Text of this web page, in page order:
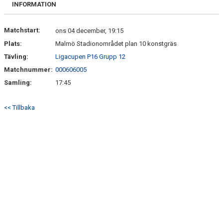
INFORMATION
Matchstart:
ons 04 december, 19:15
Plats:
Malmö Stadionområdet plan 10 konstgräs
Tävling:
Ligacupen P16 Grupp 12
Matchnummer: 000606005
Samling:
17:45
<< Tillbaka